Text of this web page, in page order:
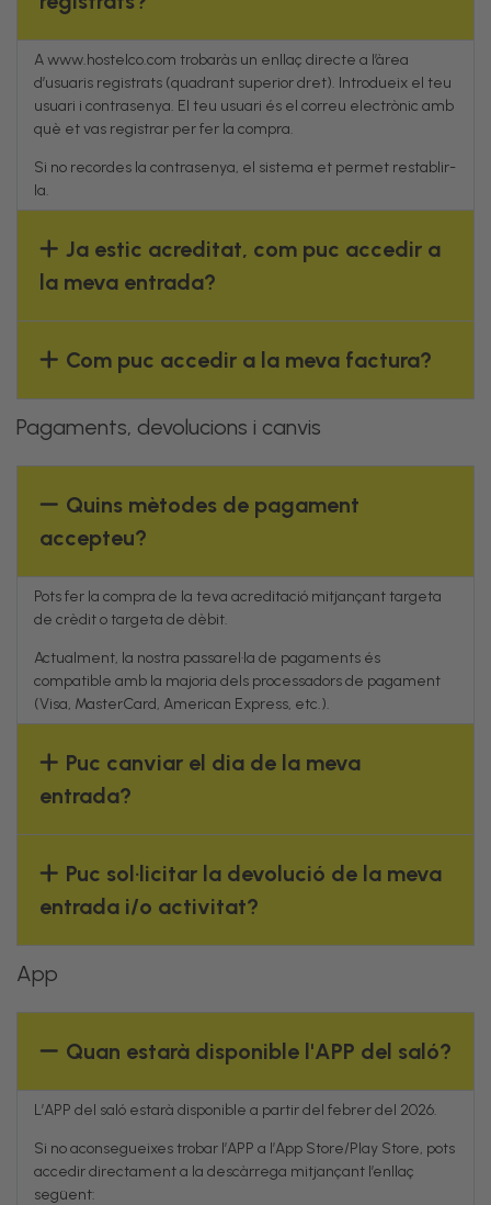
Awww.hostelco.com trobaràs un enllaç directe a l’àrea
d’usuaris registrats (quadrant superior dret). Introdueix el teu
usuari i contrasenya. El teu usuari és el correu electrònic amb
què et vas registrar per fer la compra.
Si no recordes la contrasenya, el sistema et permet restablir-
la.
Ja estic acreditat, com puc accedir a
la meva entrada?
Com puc accedir a la meva factura?
Pagaments, devolucions i canvis
Quins mètodes de pagament
accepteu?
Pots fer la compra de la teva acreditació mitjançant targeta
de crèdit o targeta de dèbit.
Actualment, la nostra passarel·la de pagaments és
compatible amb la majoria dels processadors de pagament
(Visa, MasterCard, American Express, etc.).
Puc canviar el dia de la meva
entrada?
Puc sol·licitar la devolució de la meva
entrada i/o activitat?
App
Quan estarà disponible l'APP del saló?
L’APP del saló estarà disponible a partir del febrer del 2026.
Si no aconsegueixes trobar l’APP a l’App Store/Play Store, pots
accedir directament a la descàrrega mitjançant l’enllaç
següent: